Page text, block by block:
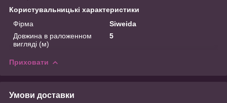
Користувальницькі характеристики
Фірма
Siweida
Довжина в раложенном
вигляді (м)
5
Приховати
Умови доставки